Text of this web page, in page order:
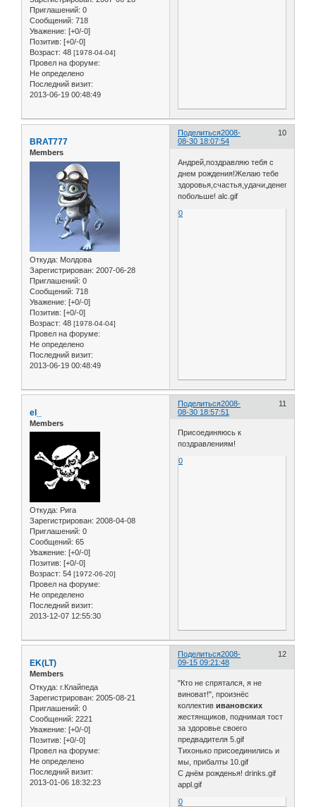
Приглашений: 0
Сообщений: 718
Уважение: [+0/-0]
Позитив: [+0/-0]
Возраст: 48 [1978-04-04]
Провел на форуме:
Не определено
Последний визит:
2013-06-19 00:48:49
Поделиться 10
2008-
08-30 18:07:54
BRAT777
Members
Откуда: Молдова
Зарегистрирован: 2007-06-28
Приглашений: 0
Сообщений: 718
Уважение: [+0/-0]
Позитив: [+0/-0]
Возраст: 48 [1978-04-04]
Провел на форуме:
Не определено
Последний визит:
2013-06-19 00:48:49
Андрей,поздравляю тебя с
днем рождения!Желаю тебе
здоровья,счастья,удачи,денег
побольше! alc.gif
0
Поделиться 11
2008-
08-30 18:57:51
el_
Members
Откуда: Рига
Зарегистрирован: 2008-04-08
Приглашений: 0
Сообщений: 65
Уважение: [+0/-0]
Позитив: [+0/-0]
Возраст: 54 [1972-06-20]
Провел на форуме:
Не определено
Последний визит:
2013-12-07 12:55:30
Присоединяюсь к
поздравлениям!
0
Поделиться 12
2008-
09-15 09:21:48
EK(LT)
Members
Откуда: г.Клайпеда
Зарегистрирован: 2005-08-21
Приглашений: 0
Сообщений: 2221
Уважение: [+0/-0]
Позитив: [+0/-0]
Провел на форуме:
Не определено
Последний визит:
2013-01-06 18:32:23
"Кто не спрятался, я не
виноват!", произнёс
коллектививановских
жестянщиков, поднимая тост
за здоровье своего
предвадителя 5.gif
Тихонько присоединились и
мы, прибалты 10.gif
С днём рожденья! drinks.gif
appl.gif
0